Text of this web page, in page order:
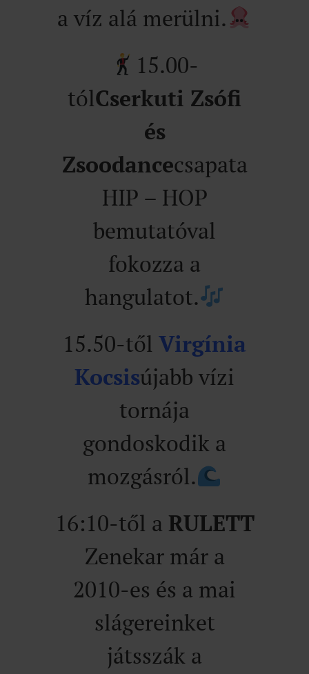
a víz alá merülni.
15.00-
tólCserkuti Zsófi
és
Zsoodancecsapata
HIP – HOP
bemutatóval
fokozza a
hangulatot.
15.50-től Virgínia
Kocsisújabb vízi
tornája
gondoskodik a
mozgásról.
16:10-től a RULETT
Zenekar már a
2010-es és a mai
slágereinket
játsszák a